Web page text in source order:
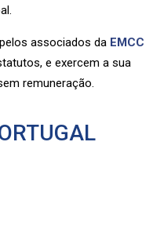
associados da EMCC
e exercem a sua
remuneração.